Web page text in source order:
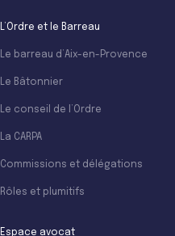
L’Ordre et le Barreau
Le barreau d’Aix-en-Provence
Le Bâtonnier
Le conseil de l’Ordre
La CARPA
Commissions et délégations
Rôles et plumitifs
Espace avocat